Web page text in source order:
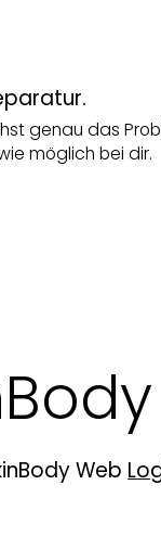
genau das
möglich bei dir.
Web